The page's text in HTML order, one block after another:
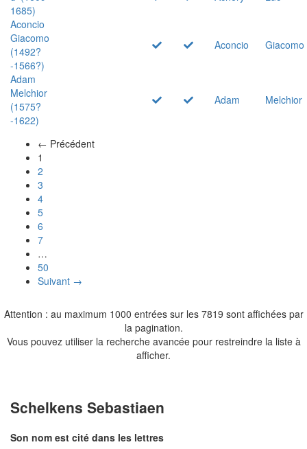
1685)
Aconcio
Giacomo
(1492?
-1566?)
Aconcio Giacomo
Adam
Melchior
(1575?
-1622)
Adam Melchior
← Précédent
1
2
3
4
5
6
7
…
50
Suivant →
Attention : au maximum 1000 entrées sur les 7819 sont affichées par
la pagination.
Vous pouvez utiliser la recherche avancée pour restreindre la liste à
afficher.
Schelkens Sebastiaen
Son nom est cité dans les lettres